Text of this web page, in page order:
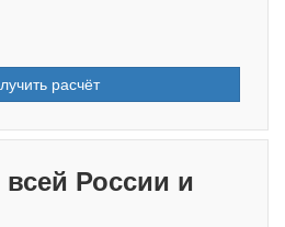
расчёт
России и